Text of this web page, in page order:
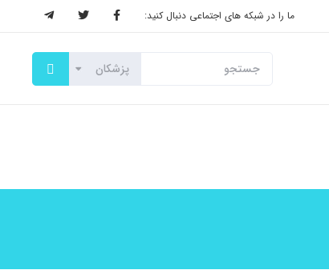
ما را در شبکه های اجتماعی دنبال کنید: